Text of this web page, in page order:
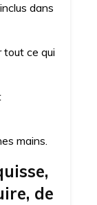
dans
tout ce qui
mains.
de